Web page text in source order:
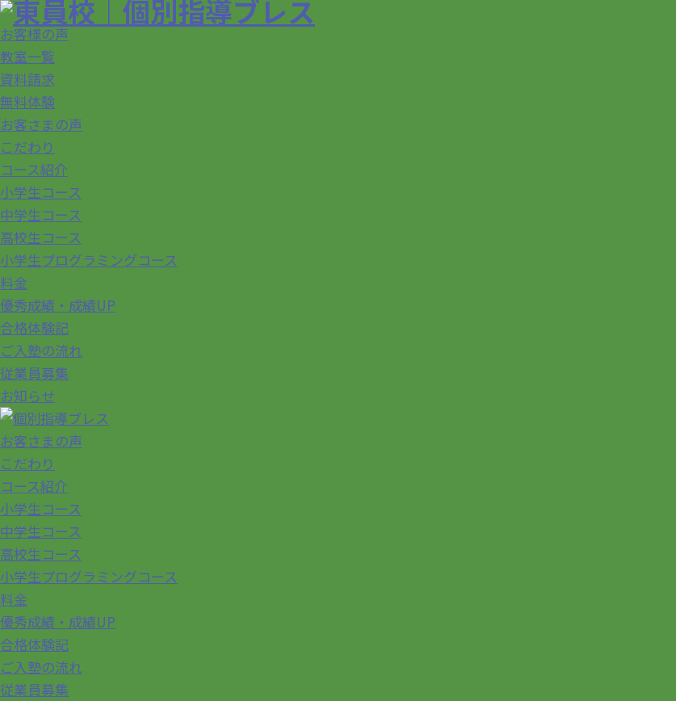
お客様の声
教室一覧
資料請求
無料体験
お客さまの声
こだわり
コース紹介
小学生コース
中学生コース
高校生コース
小学生プログラミングコース
料金
優秀成績・成績UP
合格体験記
ご入塾の流れ
従業員募集
お知らせ
お客さまの声
こだわり
コース紹介
小学生コース
中学生コース
高校生コース
小学生プログラミングコース
料金
優秀成績・成績UP
合格体験記
ご入塾の流れ
従業員募集